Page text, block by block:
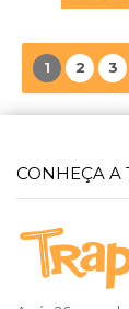
1 2 3
CONHEÇA A